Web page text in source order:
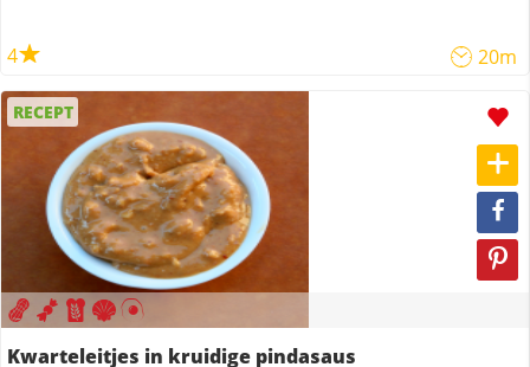
4 20m
RECEPT
Kwarteleitjes in kruidige pindasaus